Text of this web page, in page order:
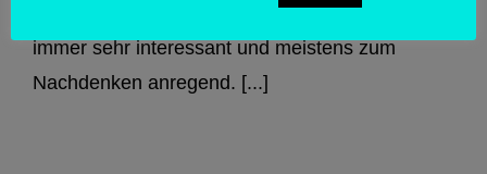
gesagt auch nicht, denn die Ausstellungen sind
immer sehr interessant und meistens zum
Nachdenken anregend. [...]